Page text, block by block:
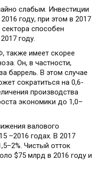
слабым. Инвестиции
году, при этом в 2017
способен
году.
также имеет скорее
Он, в частности,
баррель. В этом случае
сократиться на 0,6-
производства
экономики до 1,0–
валового
–2016 годах. В 2017
Чистый отток
$75 млрд в 2016 году и